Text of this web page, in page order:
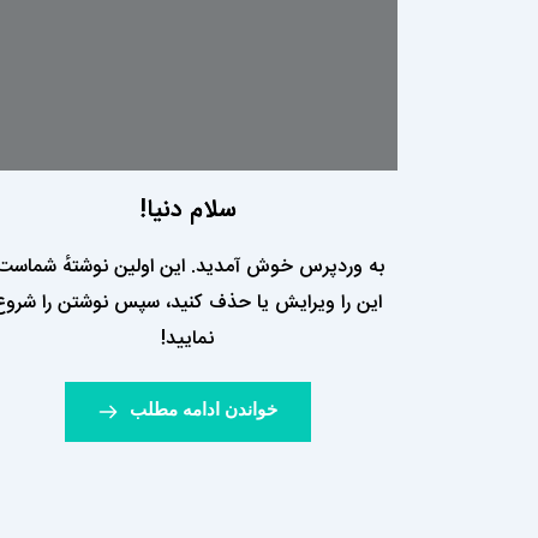
سلام دنیا!
به وردپرس خوش آمدید. این اولین نوشتهٔ
این را ویرایش یا حذف کنید، سپس نوشتن را
نمایید!
خواندن ادامه مطلب